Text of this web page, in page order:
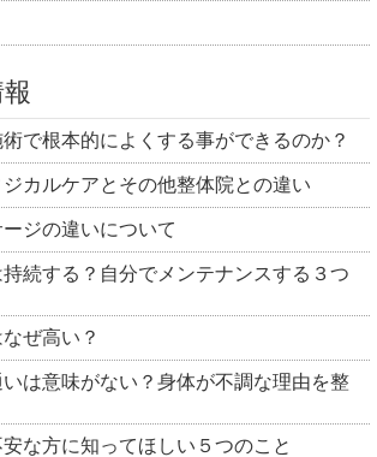
で根本的によくする事ができるのか？
カルケアとその他整体院との違い
ジの違いについて
続する？自分でメンテナンスする３つ
ぜ高い？
は意味がない？身体が不調な理由を整
安な方に知ってほしい５つのこと